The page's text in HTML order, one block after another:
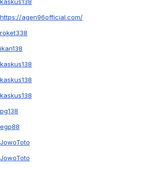
https://agen96official.com/
roket338
ikan138
kaskus138
kaskus138
kaskus138
pg138
egp88
JowoToto
JowoToto